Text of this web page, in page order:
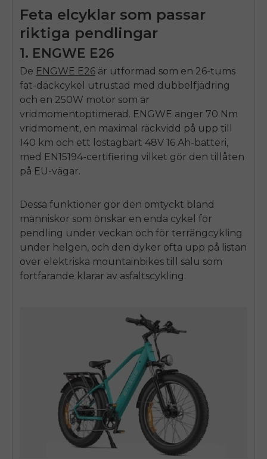
Feta elcyklar som passar
riktiga pendlingar
1. ENGWE E26
De ENGWE E26 är utformad som en 26-tums
fat-däckcykel utrustad med dubbelfjädring
och en 250W motor som är
vridmomentoptimerad. ENGWE anger 70 Nm
vridmoment, en maximal räckvidd på upp till
140 km och ett löstagbart 48V 16 Ah-batteri,
med EN15194-certifiering vilket gör den tillåten
på EU-vägar.
Dessa funktioner gör den omtyckt bland
människor som önskar en enda cykel för
pendling under veckan och för terrängcykling
under helgen, och den dyker ofta upp på listan
över elektriska mountainbikes till salu som
fortfarande klarar av asfaltscykling.